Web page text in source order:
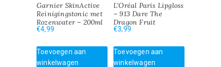
Garnier SkinActive
Reinigingstonic met
Rozenwater – 200ml
€4,99
Toevoegen aan
winkelwagen
L’Oréal Paris Lipgloss
– 913 Dare The
Dragon Fruit
€3,99
Toevoegen aan
winkelwagen